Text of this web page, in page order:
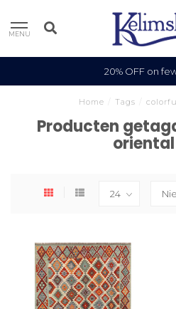
MENU
20% OFF on
Home Tags
Producten